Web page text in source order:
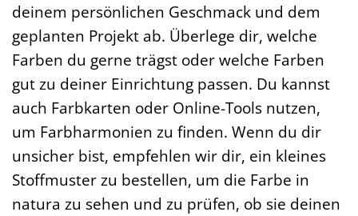
deinem persönlichen Geschmack und dem
geplanten Projekt ab. Überlege dir, welche
Farben du gerne trägst oder welche Farben
gut zu deiner Einrichtung passen. Du kannst
auch Farbkarten oder Online-Tools nutzen,
um Farbharmonien zu finden. Wenn du dir
unsicher bist, empfehlen wir dir, ein kleines
Stoffmuster zu bestellen, um die Farbe in
natura zu sehen und zu prüfen, ob sie deinen